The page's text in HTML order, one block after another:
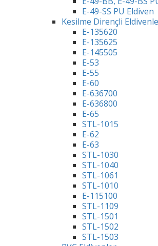
E-49-SS PU Eldiven
Kesilme Dirençli
E-135620
E-135625
E-145505
E-53
E-55
E-60
E-636700
E-636800
E-65
STL-1015
E-62
E-63
STL-1030
STL-1040
STL-1061
STL-1010
E-115100
STL-1109
STL-1501
STL-1502
STL-1503